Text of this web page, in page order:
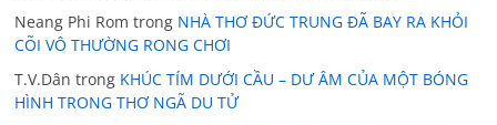
Neang Phi Rom trong NHÀ THƠ ĐỨC TRUNG ĐÃ BAY RA KHỎI
CÕI VÔ THƯỜNG RONG CHƠI
T.V.Dân trong KHÚC TÍM DƯỚI CẦU – DƯ ÂM CỦA MỘT BÓNG
HÌNH TRONG THƠ NGÃ DU TỬ